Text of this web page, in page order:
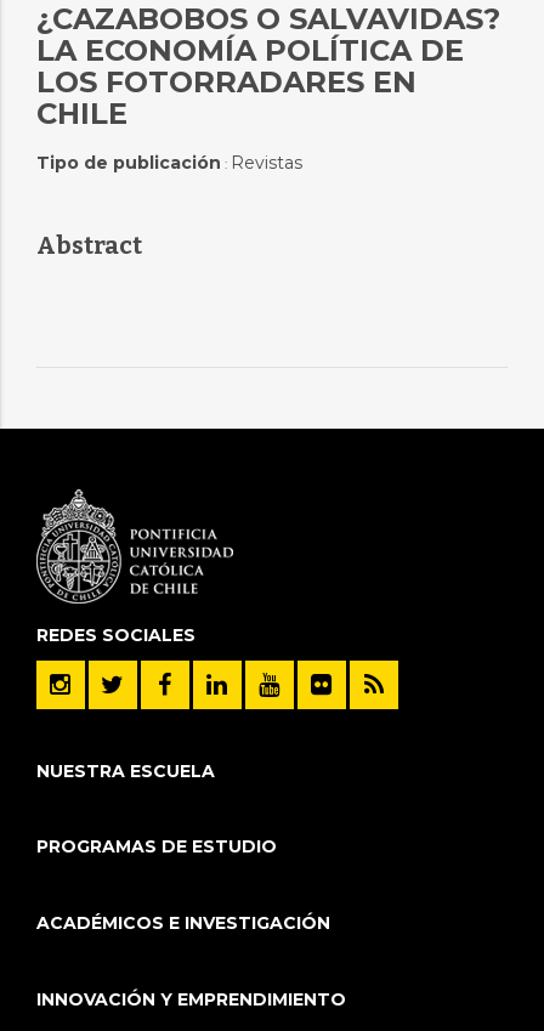
¿CAZABOBOS O SALVAVIDAS?
LA ECONOMÍA POLÍTICA DE
LOS FOTORRADARES EN
CHILE
Tipo de publicación : Revistas
Abstract
REDES SOCIALES
NUESTRA ESCUELA
PROGRAMAS DE ESTUDIO
ACADÉMICOS E INVESTIGACIÓN
INNOVACIÓN Y EMPRENDIMIENTO